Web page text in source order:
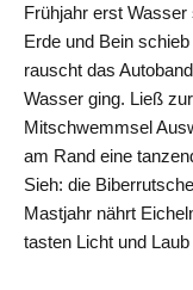
Frühjahr erst
Erde und Bein
rauscht das
Wasser ging. Ließ
Mitschwemmsel
am Rand eine
Sieh: die
Mastjahr nährt
tasten Licht und